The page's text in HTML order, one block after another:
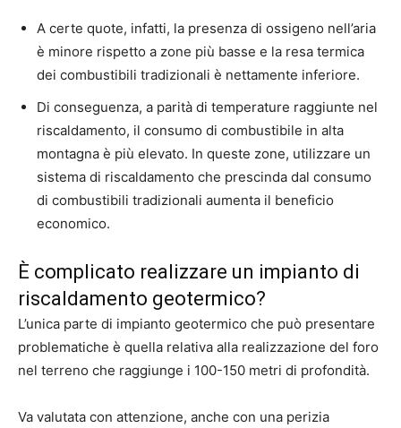
A certe quote, infatti, la presenza di ossigeno nell’aria
è minore rispetto a zone più basse e la resa termica
dei combustibili tradizionali è nettamente inferiore.
Di conseguenza, a parità di temperature raggiunte nel
riscaldamento, il consumo di combustibile in alta
montagna è più elevato. In queste zone, utilizzare un
sistema di riscaldamento che prescinda dal consumo
di combustibili tradizionali aumenta il beneficio
economico.
È complicato realizzare un impianto di
riscaldamento geotermico?
L’unica parte di impianto geotermico che può presentare
problematiche è quella relativa alla realizzazione del foro
nel terreno che raggiunge i 100-150 metri di profondità.
Va valutata con attenzione, anche con una perizia